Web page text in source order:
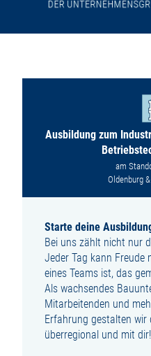
Ausbildung zum
am
Oldenburg
Starte deine
Bei uns zählt nicht nur
Jeder Tag kann Freude
eines Teams ist, das
Als wachsendes
Mitarbeitenden und
Erfahrung gestalten
überregional und mit dir!